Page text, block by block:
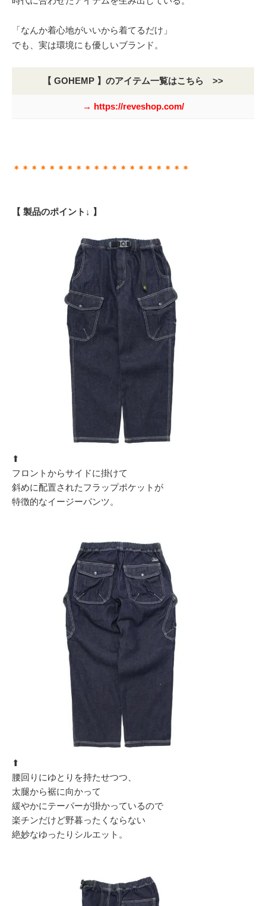
「なんか着心地がいいから着てるだけ」
でも、実は環境にも優しいブランド。
【 GOHEMP 】のアイテム一覧はこちら >>
→ https://reveshop.com/
＊＊＊＊＊＊＊＊＊＊＊＊＊＊＊＊＊＊＊＊
【 製品のポイント↓ 】
⬆︎
フロントからサイドに掛けて
斜めに配置されたフラップポケットが
特徴的なイージーパンツ。
⬆︎
腰回りにゆとりを持たせつつ、
太腿から裾に向かって
緩やかにテーパーが掛かっているので
楽チンだけど野暮ったくならない
絶妙なゆったりシルエット。